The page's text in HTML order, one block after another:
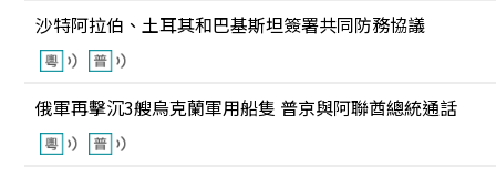
沙特阿拉伯、土耳其和巴基斯坦簽署共同防務協議
俄軍再擊沉3艘烏克蘭軍用船隻 普京與阿聯酋總統通話